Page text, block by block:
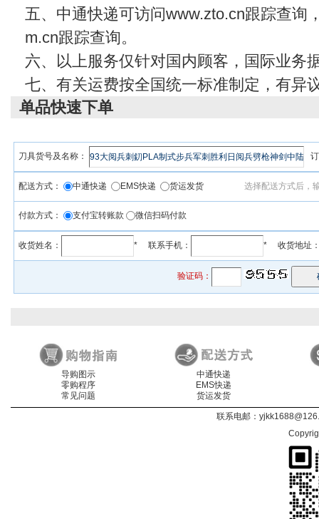
五、中通快递可访问www.zto.cn跟踪查询
m.cn跟踪查询。
六、以上服务仅针对国内顾客，国际业务
七、有关运费按全国统一标准制定，有异
单品快速下单
刀具货号及名称：
配送方式： 中通快递 EMS快递 货运发货 选择配送方式后，
付款方式： 支付宝转账款 微信扫码付款
收货姓名： * 联系手机： * 收货地址
验证码：
导购图示
零购程序
常见问题
中通快递
EMS快递
货运发货
联系电邮：